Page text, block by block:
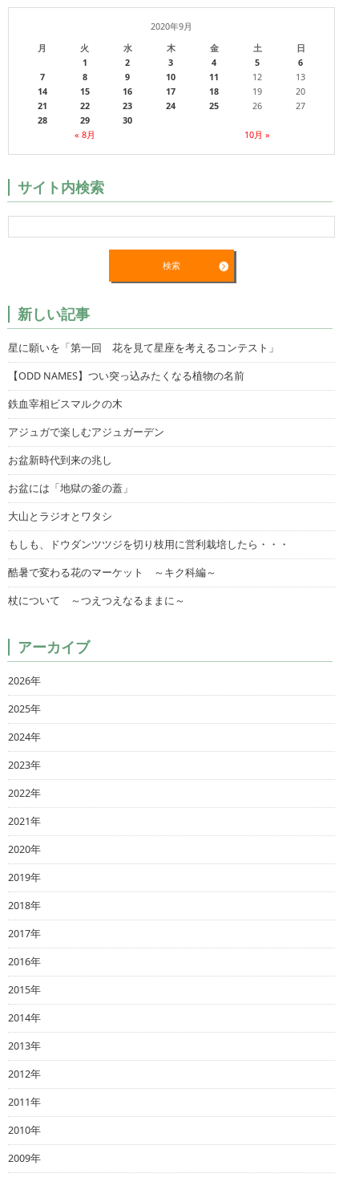
2020年9月
月
火 水 木 金 土 日
« 8月 10月 »
1 2 3 4 5
6
7
8 9 10 11 12
13
14
15 16 17 18 19
20
21
22 23 24 25 26
27
28
29 30
サイト内検索
新しい記事
星に願いを「第一回 花を見て星座を考えるコンテスト」
【ODD NAMES】つい突っ込みたくなる植物の名前
鉄血宰相ビスマルクの木
アジュガで楽しむアジュガーデン
お盆新時代到来の兆し
お盆には「地獄の釜の蓋」
大山とラジオとワタシ
もしも、ドウダンツツジを切り枝用に営利栽培したら・・・
酷暑で変わる花のマーケット ～キク科編～
杖について ～つえつえなるままに～
アーカイブ
2026年
2025年
2024年
2023年
2022年
2021年
2020年
2019年
2018年
2017年
2016年
2015年
2014年
2013年
2012年
2011年
2010年
2009年